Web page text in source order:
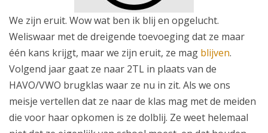
We zijn eruit. Wow wat ben ik blij en opgelucht.
Weliswaar met de dreigende toevoeging dat ze maar
één kans krijgt, maar we zijn eruit, ze mag blijven.
Volgend jaar gaat ze naar 2TL in plaats van de
HAVO/VWO brugklas waar ze nu in zit. Als we ons
meisje vertellen dat ze naar de klas mag met de meiden
die voor haar opkomen is ze dolblij. Ze weet helemaal